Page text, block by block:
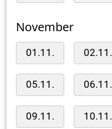
November
01.11. 02.11.
05.11. 06.11.
09.11. 10.11.